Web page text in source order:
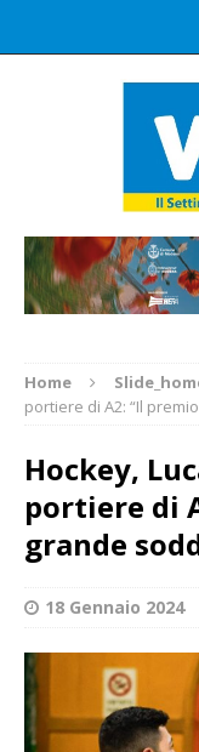
Home
portiere di A2: “Il
Hockey,
portiere di
grande
18 Gennaio 2024